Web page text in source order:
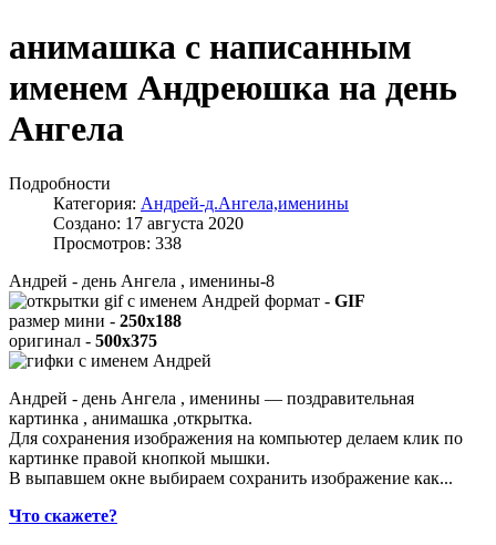
анимашка с написанным
именем Андреюшка на день
Ангела
Подробности
Категория: Андрей-д.Ангела,именины
Создано: 17 августа 2020
Просмотров: 338
Андрей - день Ангела , именины-8
формат - GIF
размер мини - 250x188
оригинал - 500x375
Андрей - день Ангела , именины — поздравительная
картинка , анимашка ,открытка.
Для сохранения изображения на компьютер делаем клик по
картинке правой кнопкой мышки.
В выпавшем окне выбираем сохранить изображение как...
Что скажете?